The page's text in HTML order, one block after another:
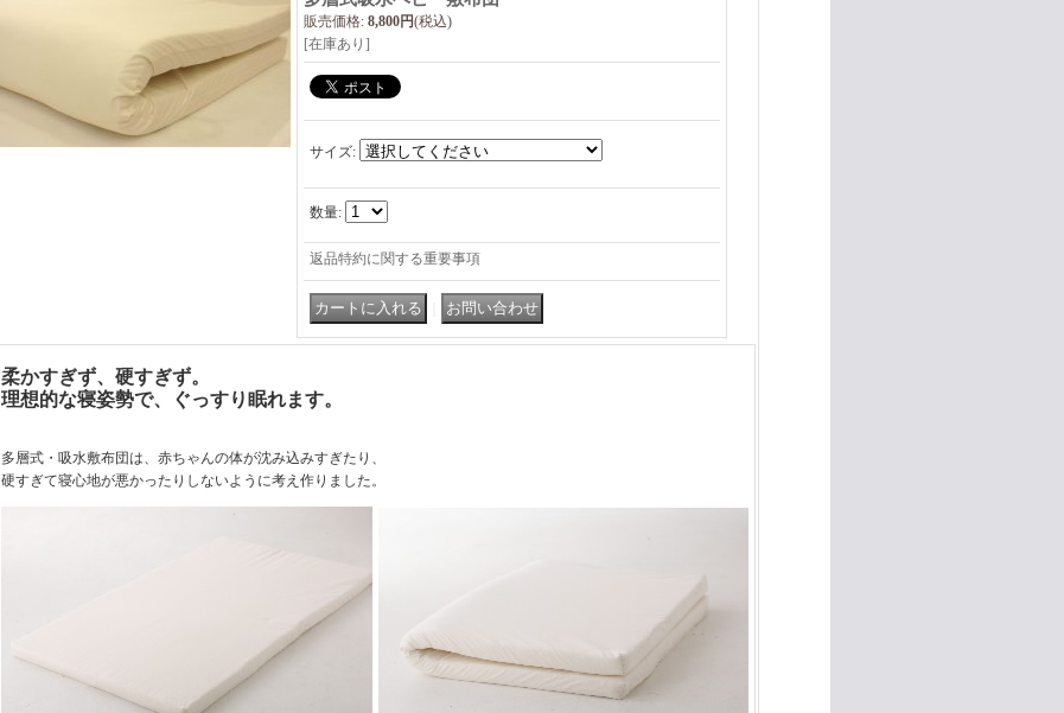
販売価格: 8,800円(税込)
[在庫あり]
サイズ:
数量:
返品特約に関する重要事項
柔かすぎず、硬すぎず。
理想的な寝姿勢で、ぐっすり眠れます。
多層式・吸水敷布団は、赤ちゃんの体が沈み込みすぎたり、
硬すぎて寝心地が悪かったりしないように考え作りました。